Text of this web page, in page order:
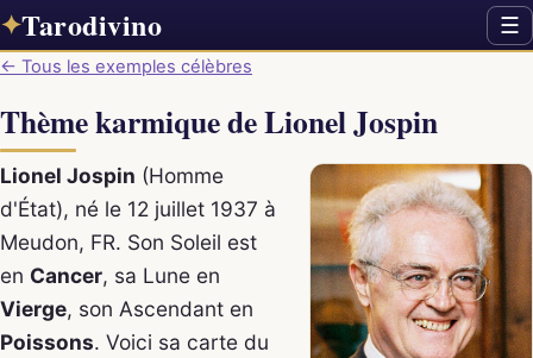
✦Tarodivino ☰
← Tous les exemples célèbres
Thème karmique de Lionel Jospin
Lionel Jospin (Homme
d'État), né le 12 juillet 1937 à
Meudon, FR. Son Soleil est
en Cancer, sa Lune en
Vierge, son Ascendant en
Poissons. Voici sa carte du